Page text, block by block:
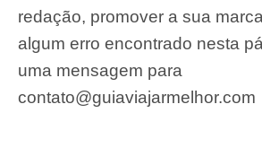
redação, promover a sua
algum erro encontrado nesta
uma mensagem para
contato@guiaviajarmelhor.com